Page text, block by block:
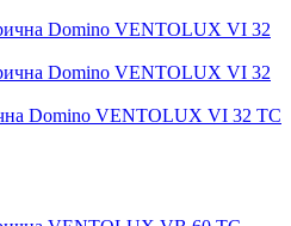
Domino VENTOLUX VI 32 TC